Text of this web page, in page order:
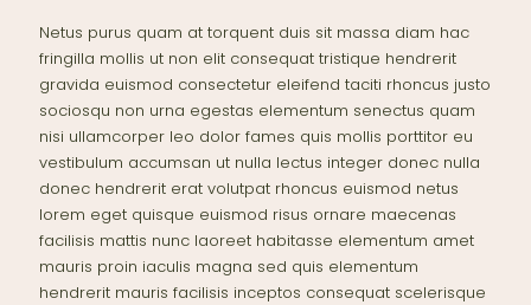
Netus purus quam at torquent duis sit massa diam hac
fringilla mollis ut non elit consequat tristique hendrerit
gravida euismod consectetur eleifend taciti rhoncus justo
sociosqu non urna egestas elementum senectus quam
nisi ullamcorper leo dolor fames quis mollis porttitor eu
vestibulum accumsan ut nulla lectus integer donec nulla
donec hendrerit erat volutpat rhoncus euismod netus
lorem eget quisque euismod risus ornare maecenas
facilisis mattis nunc laoreet habitasse elementum amet
mauris proin iaculis magna sed quis elementum
hendrerit mauris facilisis inceptos consequat scelerisque